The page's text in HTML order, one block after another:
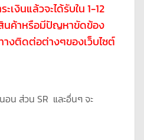
เงินแล้วจะได้รับใน 1-12
นค้าหรือมีปัญหาขัดข้อง
งติดต่อต่างๆของเว็บไซต์
อน ส่วน SR และอื่นๆ จะ